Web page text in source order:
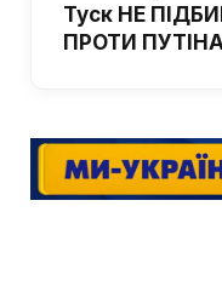
Туск НЕ
ПРОТИ